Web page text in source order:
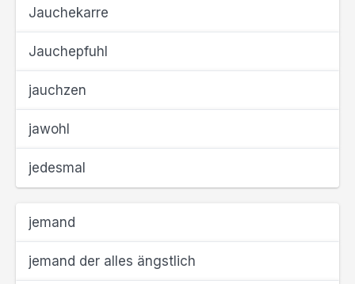
Jauchekarre
Jauchepfuhl
jauchzen
jawohl
jedesmal
jemand
jemand der alles ängstlich